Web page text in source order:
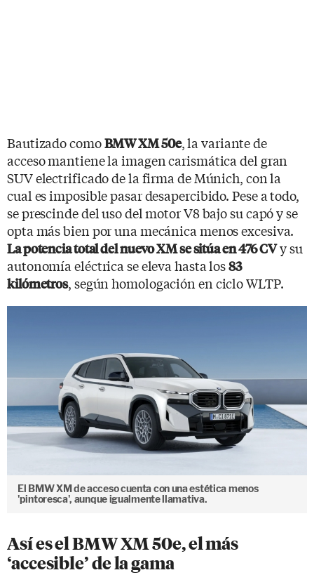
Bautizado comoBMW XM 50e, la variante de
acceso mantiene la imagen carismática del gran
SUV electrificado de la firma de Múnich, con la
cual es imposible pasar desapercibido. Pese a todo,
se prescinde del uso del motor V8 bajo su capó y se
opta más bien por una mecánica menos excesiva.
La potencia total del nuevo XM se sitúa en 476 CVy su
autonomía eléctrica se eleva hasta los83
kilómetros, según homologación en ciclo WLTP.
El BMW XM de acceso cuenta con una estética menos
'pintoresca', aunque igualmente llamativa.
Así es el BMW XM 50e, el más
‘accesible’ de la gama